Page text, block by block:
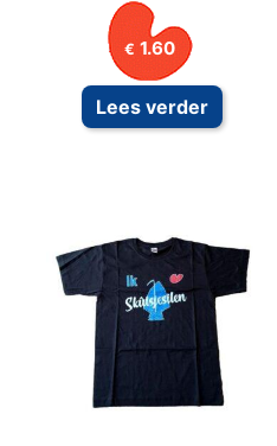
€ 1.60
Lees verder